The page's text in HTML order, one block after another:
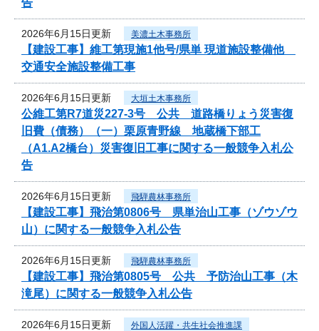
2026年6月15日更新 美濃土木事務所
【建設工事】維工第現施1他号/県単 現道施設整備他
交通安全施設整備工事
2026年6月15日更新 大垣土木事務所
公維工第R7道災227-3号 公共 道路橋りょう災害復
旧費（債務）（一）栗原青野線 地蔵橋下部工
（A1.A2橋台）災害復旧工事に関する一般競争入札公
告
2026年6月15日更新 飛騨農林事務所
【建設工事】飛治第0806号 県単治山工事（ゾウゾウ
山）に関する一般競争入札公告
2026年6月15日更新 飛騨農林事務所
【建設工事】飛治第0805号 公共 予防治山工事（木
滝尾）に関する一般競争入札公告
2026年6月15日更新 外国人活躍・共生社会推進課